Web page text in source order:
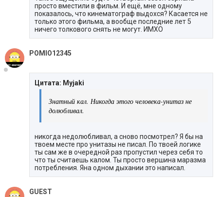
просто вместили в фильм. И ещё, мне одному
показалось, что кинематограф выдохся? Касается не
только этого фильма, а вообще последние лет 5
ничего толкового снять не могут. ИМХО
POMIO12345
Цитата: Myjaki
Знатный кал. Никогда этого человека-унитаз не
долюбливал.
никогда недолюбливал, а сново посмотрел? Я бы на
твоем месте про унитазы не писал. По твоей логике
ты сам же в очередной раз пропустил через себя то
что ты считаешь калом. Ты просто вершина маразма
потребления. Яна одном дыхании это написал.
GUEST